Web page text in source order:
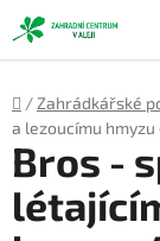
Přejít
na
obsah
Domů
/ Zahrádkářské
a lezoucímu hmyzu
Bros -